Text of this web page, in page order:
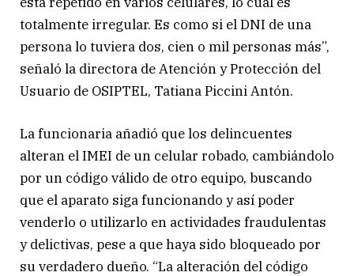
totalmente irregular. Es como si el DNI de una
persona lo tuviera dos, cien o mil personas más”,
señaló la directora de Atención y Protección del
Usuario de OSIPTEL, Tatiana Piccini Antón.
La funcionaria añadió que los delincuentes
alteran el IMEI de un celular robado, cambiándolo
por un código válido de otro equipo, buscando
que el aparato siga funcionando y así poder
venderlo o utilizarlo en actividades fraudulentas
y delictivas, pese a que haya sido bloqueado por
su verdadero dueño. “La alteración del código